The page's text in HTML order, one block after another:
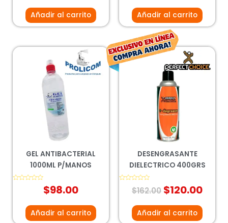
Añadir al carrito Añadir al carrito
GEL ANTIBACTERIAL
1000ML P/MANOS
$98.00
Añadir al carrito
DESENGRASANTE
DIELECTRICO 400GRS
Valorado
$162.00
El
precio
original
era:
$162.00.
$120.00
Añadir al carrito